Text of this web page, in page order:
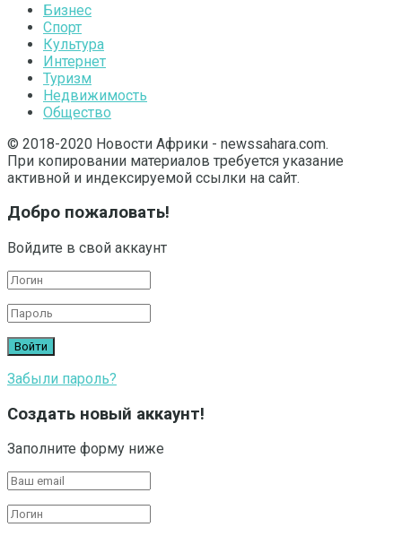
Бизнес
Спорт
Культура
Интернет
Туризм
Недвижимость
Общество
© 2018-2020 Новости Африки - newssahara.com.
При копировании материалов требуется указание
активной и индексируемой ссылки на сайт.
Добро пожаловать!
Войдите в свой аккаунт
Забыли пароль?
Создать новый аккаунт!
Заполните форму ниже